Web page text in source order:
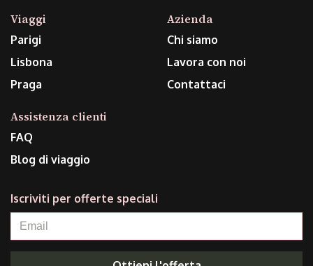
Viaggi
Parigi
Lisbona
Praga
Azienda
Chi siamo
Lavora con noi
Contattaci
Assistenza clienti
FAQ
Blog di viaggio
Iscriviti per offerte speciali